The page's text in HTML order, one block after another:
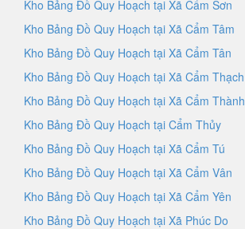
Kho Bảng Đồ Quy Hoạch tại Xã Cẩm Sơn
Kho Bảng Đồ Quy Hoạch tại Xã Cẩm Tâm
Kho Bảng Đồ Quy Hoạch tại Xã Cẩm Tân
Kho Bảng Đồ Quy Hoạch tại Xã Cẩm Thạch
Kho Bảng Đồ Quy Hoạch tại Xã Cẩm Thành
Kho Bảng Đồ Quy Hoạch tại Cẩm Thủy
Kho Bảng Đồ Quy Hoạch tại Xã Cẩm Tú
Kho Bảng Đồ Quy Hoạch tại Xã Cẩm Vân
Kho Bảng Đồ Quy Hoạch tại Xã Cẩm Yên
Kho Bảng Đồ Quy Hoạch tại Xã Phúc Do